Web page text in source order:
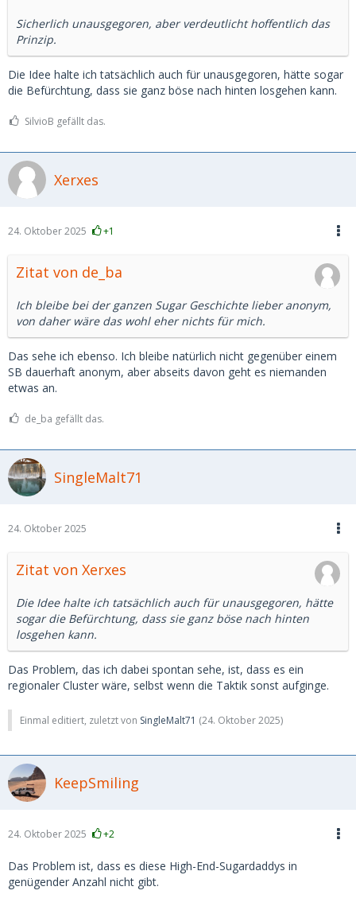
Sicherlich unausgegoren, aber verdeutlicht hoffentlich das
Prinzip.
Die Idee halte ich tatsächlich auch für unausgegoren, hätte sogar
die Befürchtung, dass sie ganz böse nach hinten losgehen kann.
SilvioB gefällt das.
Xerxes
24. Oktober 2025 +1
Zitat von de_ba
Ich bleibe bei der ganzen Sugar Geschichte lieber anonym,
von daher wäre das wohl eher nichts für mich.
Das sehe ich ebenso. Ich bleibe natürlich nicht gegenüber einem
SB dauerhaft anonym, aber abseits davon geht es niemanden
etwas an.
de_ba gefällt das.
SingleMalt71
24. Oktober 2025
Zitat von Xerxes
Die Idee halte ich tatsächlich auch für unausgegoren, hätte
sogar die Befürchtung, dass sie ganz böse nach hinten
losgehen kann.
Das Problem, das ich dabei spontan sehe, ist, dass es ein
regionaler Cluster wäre, selbst wenn die Taktik sonst aufginge.
Einmal editiert, zuletzt von SingleMalt71 (24. Oktober 2025)
KeepSmiling
24. Oktober 2025 +2
Das Problem ist, dass es diese High-End-Sugardaddys in
genügender Anzahl nicht gibt.